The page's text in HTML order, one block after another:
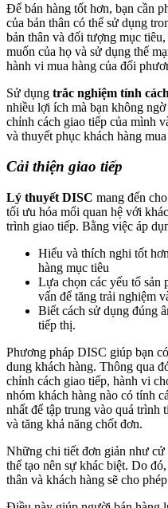
Để bán hàng tốt hơn, bạn cần
của bản thân có thể sử dụng
bản thân và đối tượng mục
muốn của họ và sử dụng thế
hành vi mua hàng của đối
Sử dụng trắc nghiệm tính
nhiều lợi ích mà bạn không
chỉnh cách giao tiếp của mình
và thuyết phục khách hàng
Cải thiện giao tiếp
Lý thuyết DISC mang đến
tối ưu hóa mối quan hệ với
trình giao tiếp. Bằng việc áp
Hiểu và thích nghi tốt
hàng mục tiêu
Lựa chọn các yếu tố sản
vấn để tăng trải nghiệm
Biết cách sử dụng đúng
tiếp thị.
Phương pháp DISC giúp bạn
dung khách hàng. Thông qua
chỉnh cách giao tiếp, hành vi
nhóm khách hàng nào có tính
nhất để tập trung vào quá trình
và tăng khả năng chốt đơn.
Những chi tiết đơn giản như
thể tạo nên sự khác biệt. Do
thân và khách hàng sẽ cho